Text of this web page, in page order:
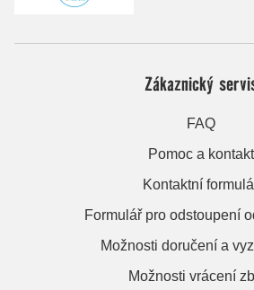
Zákaznický
FAQ
Pomoc a kontakt
Kontaktní
Formulář pro odstoupení
Možnosti doručení a
Možnosti vrácení